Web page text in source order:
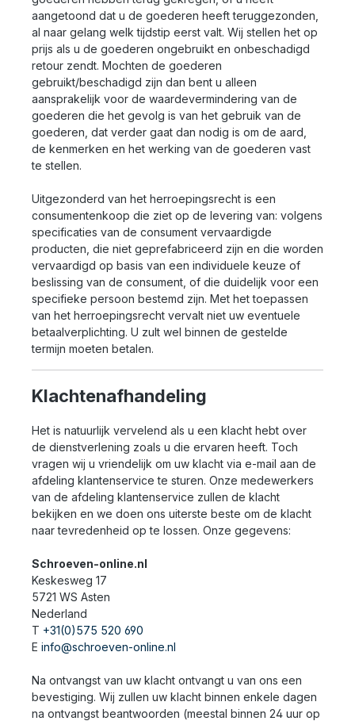
aangetoond dat u de goederen heeft teruggezonden,
al naar gelang welk tijdstip eerst valt. Wij stellen het op
prijs als u de goederen ongebruikt en onbeschadigd
retour zendt. Mochten de goederen
gebruikt/beschadigd zijn dan bent u alleen
aansprakelijk voor de waardevermindering van de
goederen die het gevolg is van het gebruik van de
goederen, dat verder gaat dan nodig is om de aard,
de kenmerken en het werking van de goederen vast
te stellen.
Uitgezonderd van het herroepingsrecht is een
consumentenkoop die ziet op de levering van: volgens
specificaties van de consument vervaardigde
producten, die niet geprefabriceerd zijn en die worden
vervaardigd op basis van een individuele keuze of
beslissing van de consument, of die duidelijk voor een
specifieke persoon bestemd zijn. Met het toepassen
van het herroepingsrecht vervalt niet uw eventuele
betaalverplichting. U zult wel binnen de gestelde
termijn moeten betalen.
Klachtenafhandeling
Het is natuurlijk vervelend als u een klacht hebt over
de dienstverlening zoals u die ervaren heeft. Toch
vragen wij u vriendelijk om uw klacht via e-mail aan de
afdeling klantenservice te sturen. Onze medewerkers
van de afdeling klantenservice zullen de klacht
bekijken en we doen ons uiterste beste om de klacht
naar tevredenheid op te lossen. Onze gegevens:
Schroeven-online.nl
Keskesweg 17
5721 WS Asten
Nederland
T +31(0)575 520 690
E info@schroeven-online.nl
Na ontvangst van uw klacht ontvangt u van ons een
bevestiging. Wij zullen uw klacht binnen enkele dagen
na ontvangst beantwoorden (meestal binnen 24 uur op